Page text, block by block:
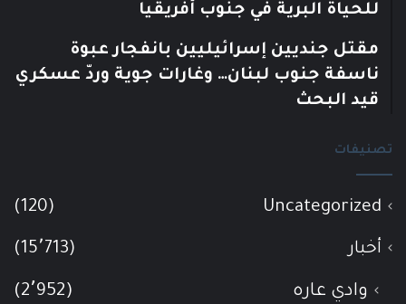
للحياة البرية في جنوب أفريقيا
مقتل جنديين إسرائيليين بانفجار عبوة
ناسفة جنوب لبنان… وغارات جوية وردّ عسكري
قيد البحث
تصنيفات
Uncategorized
(120)
أخبار (15٬713)
وادي عاره (2٬952)